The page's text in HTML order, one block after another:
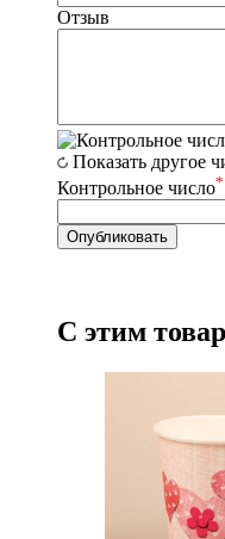
Отзыв
Показать другое
Контрольное число*
С этим